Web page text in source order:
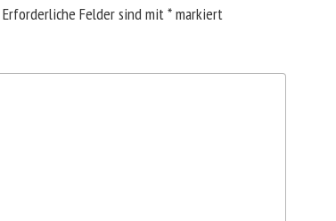
Erforderliche Felder sind mit*markiert